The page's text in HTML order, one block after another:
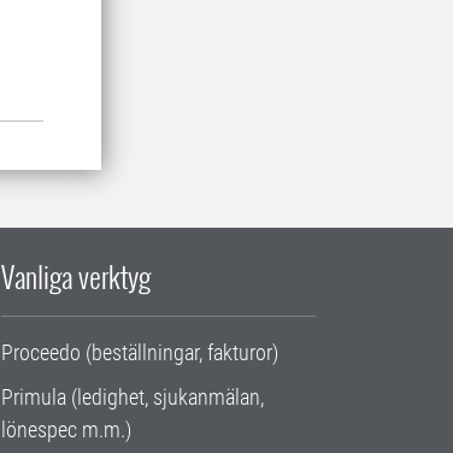
Vanliga verktyg
Proceedo (beställningar, fakturor)
Primula (ledighet, sjukanmälan,
lönespec m.m.)